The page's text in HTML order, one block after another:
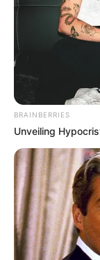
BRAINBERRIES
Unveiling